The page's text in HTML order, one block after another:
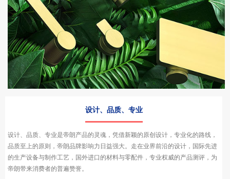
设计、品质、专业
设计、品质、专业是帝朗产品的灵魂，凭借新颖的原创设计，专业化的路线，
品质至上的原则，帝朗品牌影响力日益强大。走在业界前沿的设计，国际先进
的生产设备与制作工艺，国外进口的材料与零配件，专业权威的产品测评，为
帝朗带来消费者的普遍赞誉。